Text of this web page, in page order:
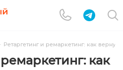
Ретаргетинг и ремаркетинг: как
как